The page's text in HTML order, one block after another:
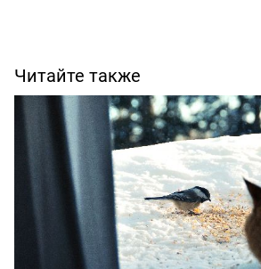
Читайте также